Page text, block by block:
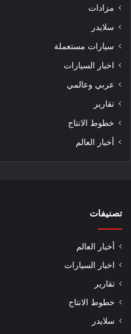
مزادات
سلايدر
سيارات مستعملة
اخبار السيارات
عربي وعالمي
تقارير
خطوط الانتاج
أخبار العالم
تصنيفات
أخبار العالم
اخبار السيارات
تقارير
خطوط الانتاج
سلايدر